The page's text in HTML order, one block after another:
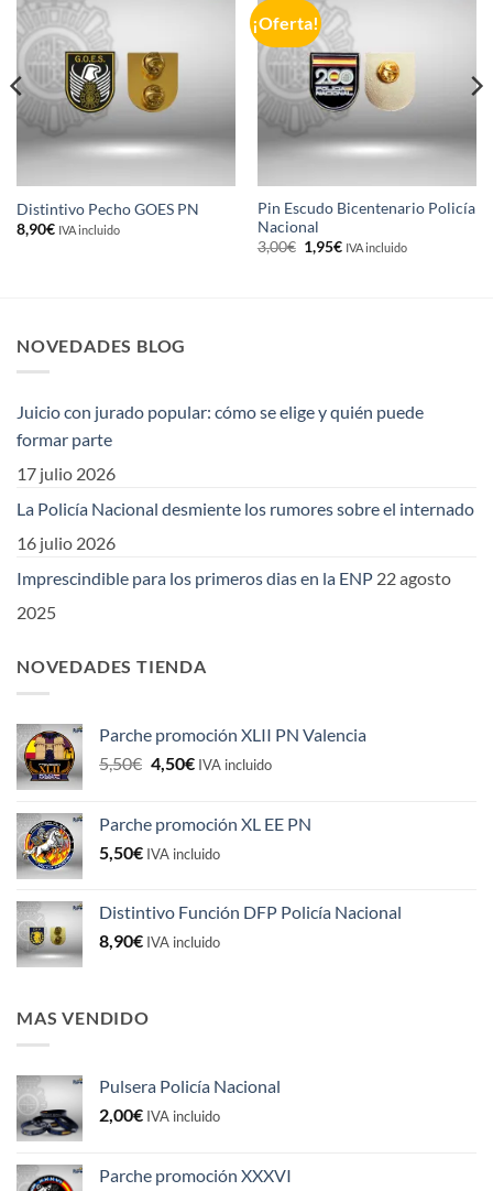
Distintivo Pecho GOES PN
8,90€ IVA incluido
¡Oferta!
Pin Escudo Bicentenario Policía
Nacional
3,00€ El
precio
1,95€ElIVA incluido
NOVEDADES BLOG
Juicio con jurado popular: cómo se elige y quién puede
formar parte
17 julio 2026
La Policía Nacional desmiente los rumores sobre el internado
16 julio 2026
Imprescindible para los primeros dias en la ENP 22 agosto
2025
NOVEDADES TIENDA
Parche promoción XLII PN Valencia
5,50€ El
era:
5,50€.
4,50€El
es:
4,50€.
IVA incluido
Parche promoción XL EE PN
5,50€ IVA incluido
Distintivo Función DFP Policía Nacional
8,90€ IVA incluido
MAS VENDIDO
Pulsera Policía Nacional
2,00€ IVA incluido
Parche promoción XXXVI